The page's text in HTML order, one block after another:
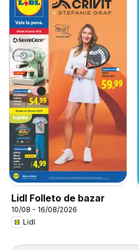
Lidl Folleto de bazar
10/08 - 16/08/2026
Lidl